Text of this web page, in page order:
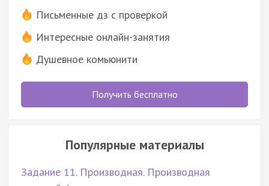
Письменные дз с проверкой
Интересные онлайн-занятия
Душевное комьюнити
Получить бесплатно
Популярные материалы
Задание 11. Производная. Производная